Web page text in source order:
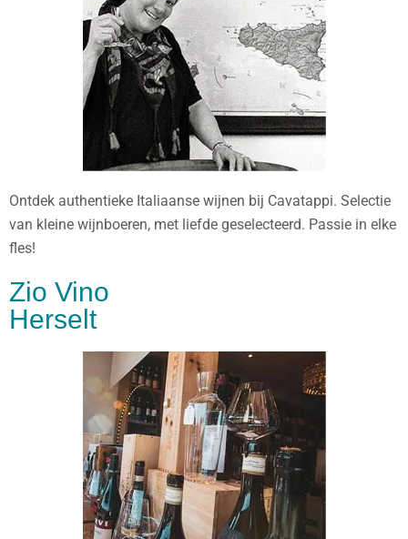
Ontdek authentieke Italiaanse wijnen bij Cavatappi. Selectie
van kleine wijnboeren, met liefde geselecteerd. Passie in elke
fles!
Zio Vino
Herselt